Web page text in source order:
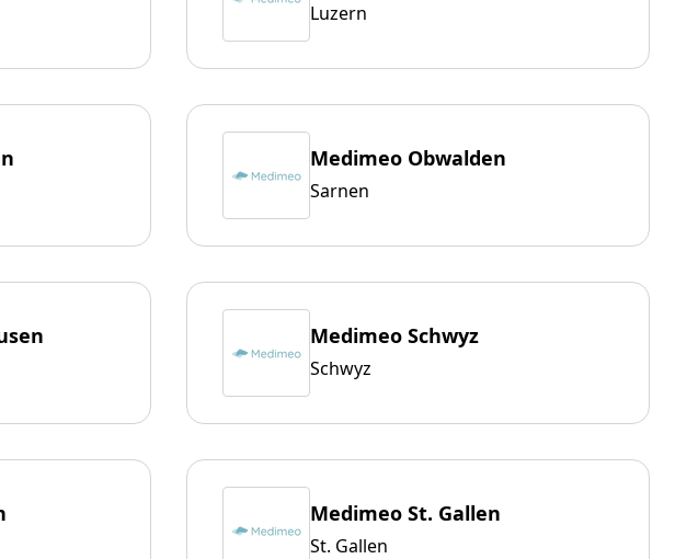
Luzern
Medimeo Obwalden
Sarnen
Medimeo Schwyz
Schwyz
Medimeo St. Gallen
St. Gallen